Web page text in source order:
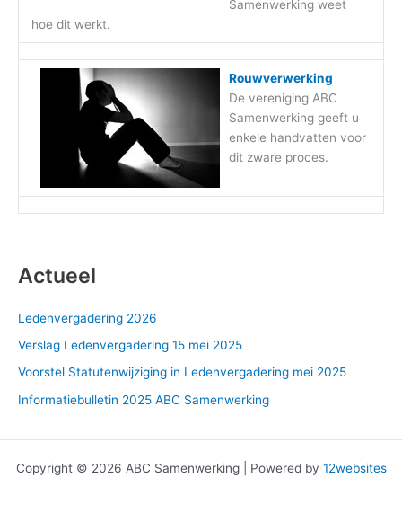
Samenwerking weet
hoe dit werkt.
Rouwverwerking
De vereniging ABC
Samenwerking geeft u
enkele handvatten voor
dit zware proces.
Actueel
Ledenvergadering 2026
Verslag Ledenvergadering 15 mei 2025
Voorstel Statutenwijziging in Ledenvergadering mei 2025
Informatiebulletin 2025 ABC Samenwerking
Copyright © 2026 ABC Samenwerking | Powered by 12websites